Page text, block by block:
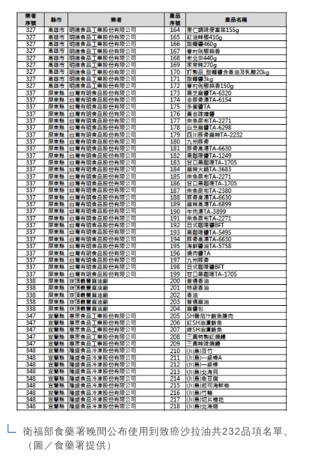
衛福部食藥署晚間公布使用到致癌沙拉油共232品項名單。
（圖／食藥署提供）